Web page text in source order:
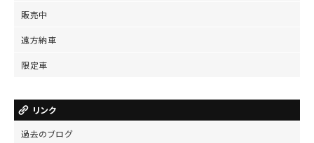
販売中
遠方納車
限定車
リンク
過去のブログ